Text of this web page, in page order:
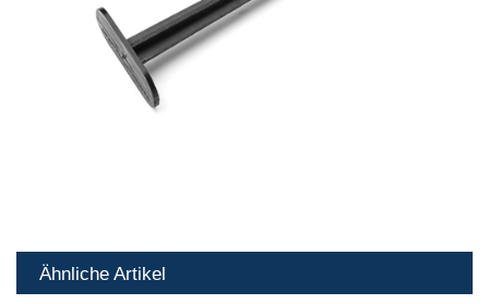
Ähnliche Artikel